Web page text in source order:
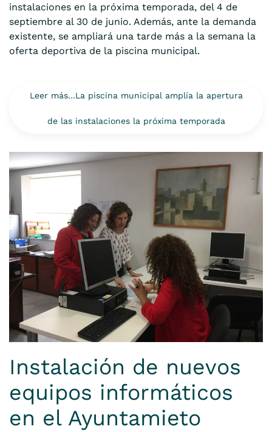
instalaciones en la próxima temporada, del 4 de
septiembre al 30 de junio. Además, ante la demanda
existente, se ampliará una tarde más a la semana la
oferta deportiva de la piscina municipal.
Leer más…La piscina municipal amplía la apertura
de las instalaciones la próxima temporada
Instalación de nuevos
equipos informáticos
en el Ayuntamieto